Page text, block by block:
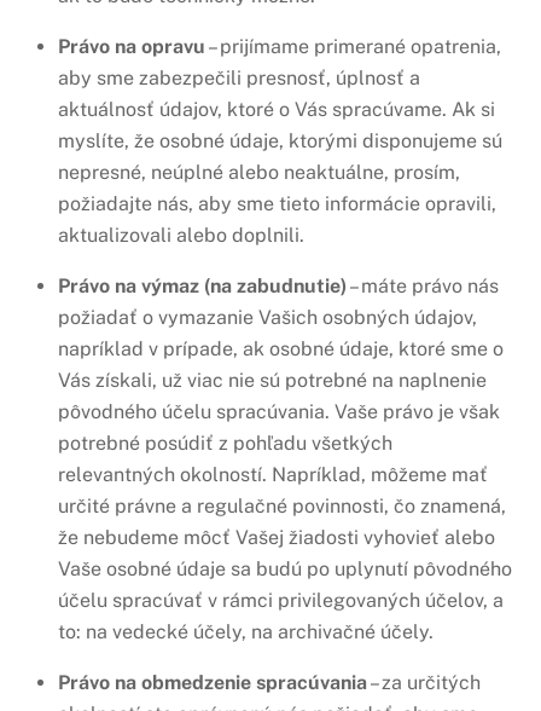
Právo na opravu – prijímame primerané opatrenia,
aby sme zabezpečili presnosť, úplnosť a
aktuálnosť údajov, ktoré o Vás spracúvame. Ak si
myslíte, že osobné údaje, ktorými disponujeme sú
nepresné, neúplné alebo neaktuálne, prosím,
požiadajte nás, aby sme tieto informácie opravili,
aktualizovali alebo doplnili.
Právo na výmaz (na zabudnutie) – máte právo nás
požiadať o vymazanie Vašich osobných údajov,
napríklad v prípade, ak osobné údaje, ktoré sme o
Vás získali, už viac nie sú potrebné na naplnenie
pôvodného účelu spracúvania. Vaše právo je však
potrebné posúdiť z pohľadu všetkých
relevantných okolností. Napríklad, môžeme mať
určité právne a regulačné povinnosti, čo znamená,
že nebudeme môcť Vašej žiadosti vyhovieť alebo
Vaše osobné údaje sa budú po uplynutí pôvodného
účelu spracúvať v rámci privilegovaných účelov, a
to: na vedecké účely, na archivačné účely.
Právo na obmedzenie spracúvania– za určitých